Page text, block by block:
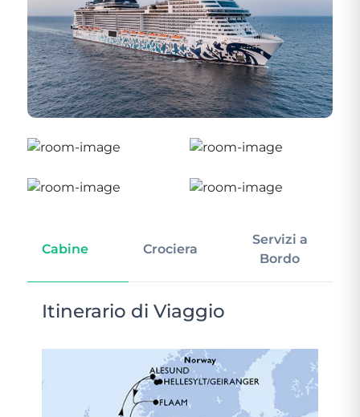
Cabine Crociera
Servizi a
Bordo
Itinerario di Viaggio